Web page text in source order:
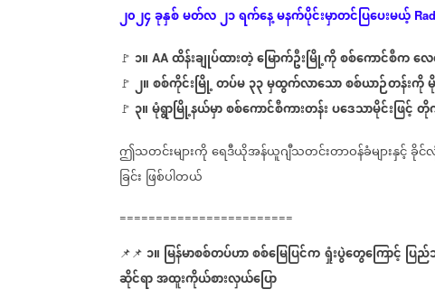
၂၀၂၄ခုနှစ်မတ်လ၂၁ရက်နေ့မနက်ပိုင်းမှာတင်ပြပေးမယ့်
🚩 ၁။ AA ထိန်းချုပ်ထားတဲ့မြောက်ဦးမြို့ကိုစစ်ကောင်စီကလေ
🚩 ၂။စစ်ကိုင်းမြို့တပ်မ၃၃မှထွက်လာသောစစ်ယာဉ်တန်းကို
🚩 ၃။မုံရွာမြို့နယ်မှာစစ်ကောင်စီကားတန်းပဒေသာမိုင်းဖြင့်တို
ဤသတင်းများကိုရေဒီယိုအန်ယူဂျီသတင်းတာဝန်ခံများနှင့်ခိုင်
ခြင်း ဖြစ်ပါတယ်
========================
📌📌 ၁။ မြန်မာစစ်တပ်ဟာစစ်မြေပြင်ကရှုံးပွဲတွေကြောင့် ပြ
ဆိုင်ရာအထူးကိုယ်စားလှယ်ပြော